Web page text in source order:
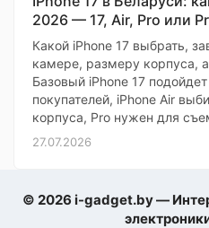
2026 — 17, Air, Pro или
Какой iPhone 17 выбрать,
камере, размеру корпуса,
Базовый iPhone 17
покупателей, iPhone Air
корпуса, Pro нужен для
27.07.2026
© 2026 i-gadget.by —